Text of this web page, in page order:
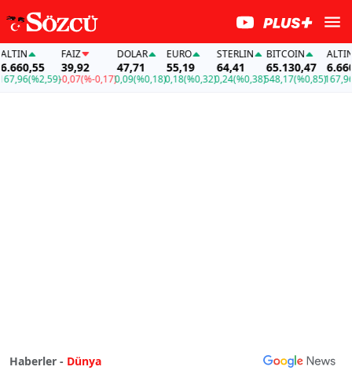
(%2,59)
FAİZ
39,92
-0,07(%-0,17)
DOLAR
47,71
0,09(%0,18)
EURO
55,19
0,18(%0,32)
STERLIN
64,41
0,24(%0,38)
BITCOIN
65.130,47
548,17(%0,85)
ALTIN
167,96
Haberler - Dünya